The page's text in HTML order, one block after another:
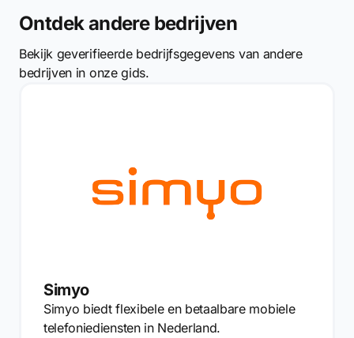
Ontdek andere bedrijven
Bekijk geverifieerde bedrijfsgegevens van andere
bedrijven in onze gids.
Simyo
Simyo biedt flexibele en betaalbare mobiele
telefoniediensten in Nederland.